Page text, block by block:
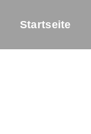
Startseite